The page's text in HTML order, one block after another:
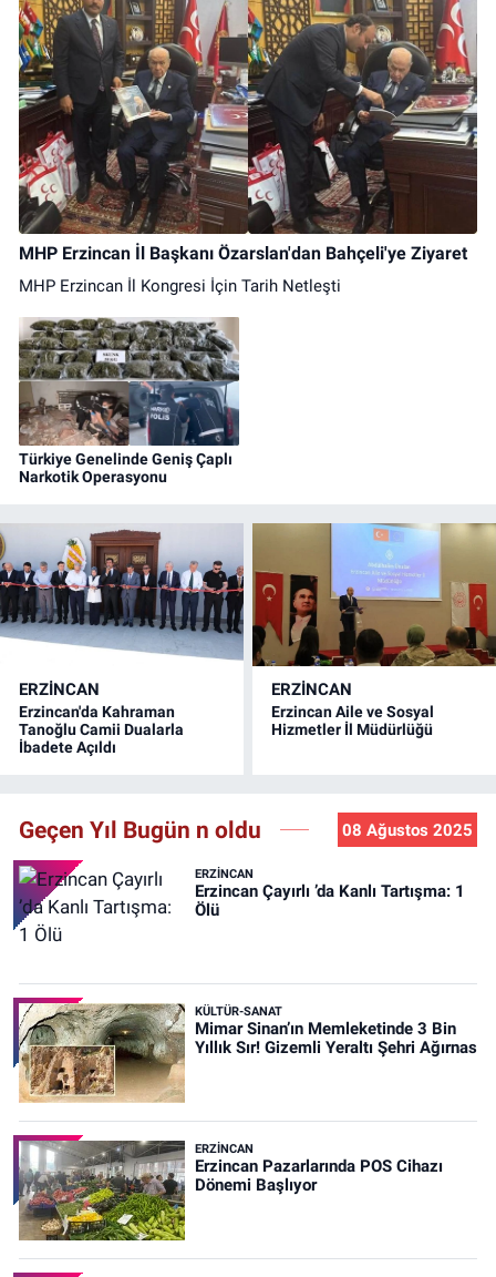
MHP Erzincan İl Başkanı Özarslan'dan Bahçeli'ye Ziyaret
MHP Erzincan İl Kongresi İçin Tarih Netleşti
Türkiye Genelinde Geniş Çaplı
Narkotik Operasyonu
ERZINCAN
Erzincan'da Kahraman
Tanoğlu Camii Dualarla
İbadete Açıldı
ERZINCAN
Erzincan Aile ve Sosyal
Hizmetler İl Müdürlüğü
Geçen Yıl Bugün n oldu 08 Ağustos 2025
ERZINCAN
Erzincan Çayırlı ’da Kanlı Tartışma: 1
Ölü
KÜLTÜR-SANAT
Mimar Sinan’ın Memleketinde 3 Bin
Yıllık Sır! Gizemli Yeraltı Şehri Ağırnas
ERZINCAN
Erzincan Pazarlarında POS Cihazı
Dönemi Başlıyor